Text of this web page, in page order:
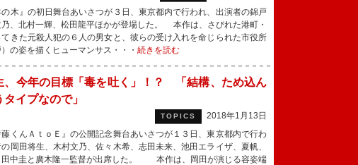
木』の初日舞台あいさつが３日、東京都内で行われ、出演者の錦戸
、北村一輝、松田龍平ほかが登場した。 本作は、さびれた港町・
きた元殺人犯の６人の男女と、彼らの受け入れを命じられた市役所
の姿を描くヒューマンサス・・・ 続きを読む
、今年の目標「毒を吐く」！？ 「結構、ため込ん
イプなので」
TOPICS
2018年1月13日
くんＡｔｏＥ』の公開記念舞台あいさつが１３日、東京都内で行わ
岡田将生、木村文乃、佐々木希、志田未来、池田エライザ、夏帆、
田中圭と廣木隆一監督が出席した。 本作は、岡田が演じる容姿端